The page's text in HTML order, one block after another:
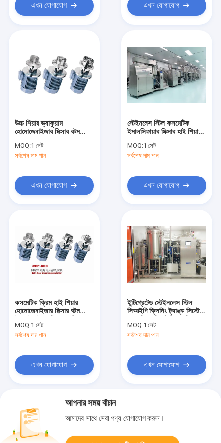
এখন যোগাযোগ এখন যোগাযোগ
উচ্চ শিয়ার ভ্যাকুয়াম
হোমোজেনাইজার মিক্সার বটম
কসমেটিক ক্রিম
MOQ:1 সেট
সর্বশেষ দাম পান
এখন যোগাযোগ
স্টেইনলেস স্টিল কসমেটিক
ইমালসিফায়ার মিক্সার হাই শিয়ার
হোমোজেনাইজার মিক্সার
MOQ:1 সেট
সর্বশেষ দাম পান
এখন যোগাযোগ
কসমেটিক ক্রিম হাই শিয়ার
হোমোজেনাইজার মিক্সার বটম
MOQ:1 সেট
সর্বশেষ দাম পান
এখন যোগাযোগ
ইন্টিগ্রেটেড স্টেইনলেস স্টিল
সিআইপি ক্লিনিং ট্যাঙ্ক সিস্টেম
সিস্টেম
MOQ:1 সেট
সর্বশেষ দাম পান
এখন যোগাযোগ
আপনার সময় বাঁচান
আমাদের সাথে সেরা পণ্য যোগাযোগ করুন।